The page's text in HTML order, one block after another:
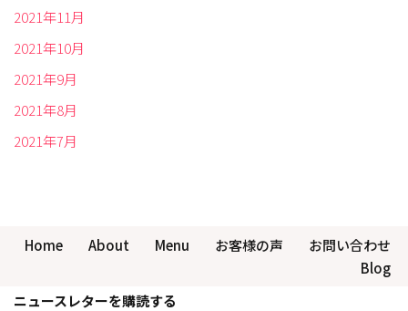
2021年11月
2021年10月
2021年9月
2021年8月
2021年7月
Home About Menu お客様の声
お問い合わせ
Blog
ニュースレターを購読する